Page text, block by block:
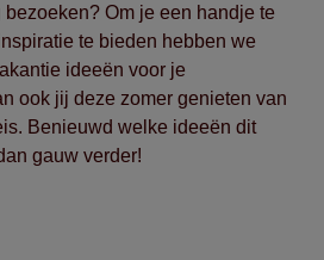
Om je een handje te
te bieden hebben we
ideeën voor je
ook jij deze zomer genieten van
Benieuwd welke ideeën dit
gauw verder!